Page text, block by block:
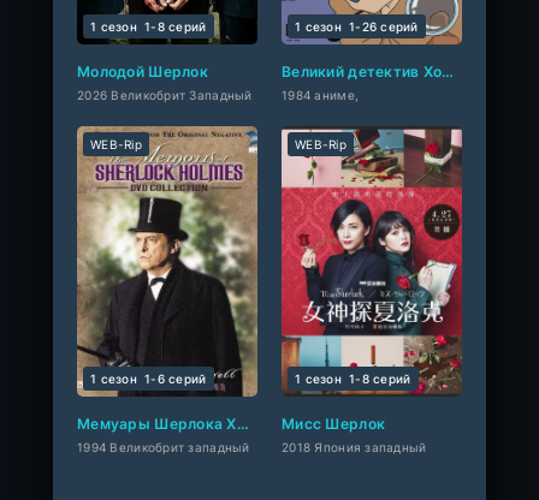
Молодой Шерлок
2026 Великобрит Западный
1 сезон 1-8 cерий
Великий детектив Холмс
1984 аниме,
1 сезон 1-26 cерий
Мемуары Шерлока Холмса
1994 Великобрит западный
WEB-Rip
1 сезон 1-6 cерий
Мисс Шерлок
2018 Япония западный
WEB-Rip
1 сезон 1-8 cерий